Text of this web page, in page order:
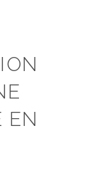
EN